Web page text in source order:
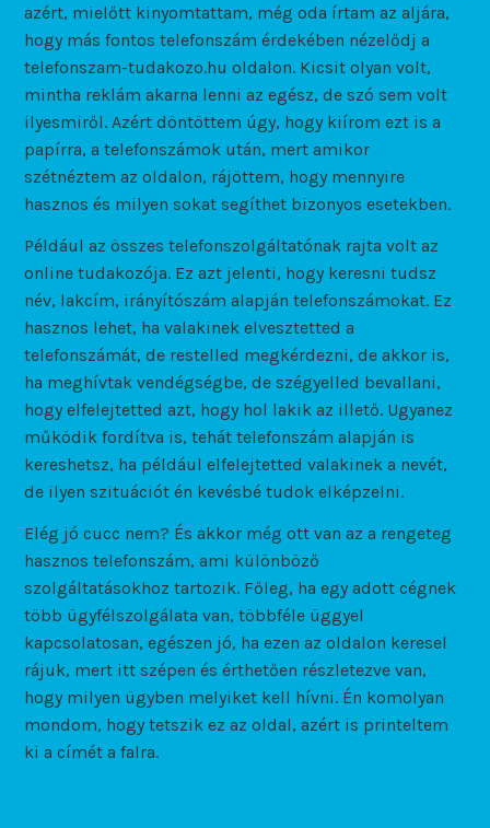
azért, mielőtt kinyomtattam, még oda írtam az aljára,
hogy más fontos telefonszám érdekében nézelődj a
telefonszam-tudakozo.hu oldalon. Kicsit olyan volt,
mintha reklám akarna lenni az egész, de szó sem volt
ilyesmiről. Azért döntöttem úgy, hogy kiírom ezt is a
papírra, a telefonszámok után, mert amikor
szétnéztem az oldalon, rájöttem, hogy mennyire
hasznos és milyen sokat segíthet bizonyos esetekben.
Például az összes telefonszolgáltatónak rajta volt az
online tudakozója. Ez azt jelenti, hogy keresni tudsz
név, lakcím, irányítószám alapján telefonszámokat. Ez
hasznos lehet, ha valakinek elvesztetted a
telefonszámát, de restelled megkérdezni, de akkor is,
ha meghívtak vendégségbe, de szégyelled bevallani,
hogy elfelejtetted azt, hogy hol lakik az illető. Ugyanez
működik fordítva is, tehát telefonszám alapján is
kereshetsz, ha például elfelejtetted valakinek a nevét,
de ilyen szituációt én kevésbé tudok elképzelni.
Elég jó cucc nem? És akkor még ott van az a rengeteg
hasznos telefonszám, ami különböző
szolgáltatásokhoz tartozik. Főleg, ha egy adott cégnek
több ügyfélszolgálata van, többféle üggyel
kapcsolatosan, egészen jó, ha ezen az oldalon keresel
rájuk, mert itt szépen és érthetően részletezve van,
hogy milyen ügyben melyiket kell hívni. Én komolyan
mondom, hogy tetszik ez az oldal, azért is printeltem
ki a címét a falra.